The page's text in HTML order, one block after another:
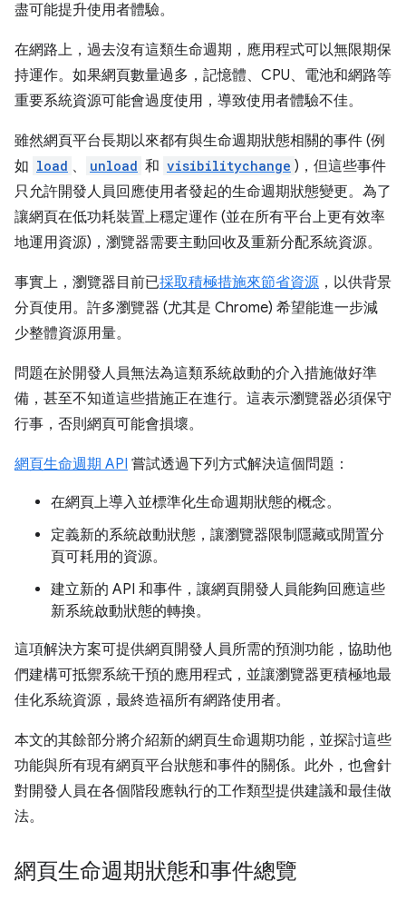
盡可能提升使用者體驗。
在網路上，過去沒有這類生命週期，應用程式可以無限期保
持運作。如果網頁數量過多，記憶體、CPU、電池和網路等
重要系統資源可能會過度使用，導致使用者體驗不佳。
雖然網頁平台長期以來都有與生命週期狀態相關的事件 (例
如 load 、 unload 和 visibilitychange )，但這些事件
只允許開發人員回應使用者發起的生命週期狀態變更。為了
讓網頁在低功耗裝置上穩定運作 (並在所有平台上更有效率
地運用資源)，瀏覽器需要主動回收及重新分配系統資源。
事實上，瀏覽器目前已採取積極措施來節省資源 ，以供背景
分頁使用。許多瀏覽器 (尤其是 Chrome) 希望能進一步減
少整體資源用量。
問題在於開發人員無法為這類系統啟動的介入措施做好準
備，甚至不知道這些措施正在進行。這表示瀏覽器必須保守
行事，否則網頁可能會損壞。
網頁生命週期 API 嘗試透過下列方式解決這個問題：
在網頁上導入並標準化生命週期狀態的概念。
定義新的系統啟動狀態，讓瀏覽器限制隱藏或閒置分
頁可耗用的資源。
建立新的 API 和事件，讓網頁開發人員能夠回應這些
新系統啟動狀態的轉換。
這項解決方案可提供網頁開發人員所需的預測功能，協助他
們建構可抵禦系統干預的應用程式，並讓瀏覽器更積極地最
佳化系統資源，最終造福所有網路使用者。
本文的其餘部分將介紹新的網頁生命週期功能，並探討這些
功能與所有現有網頁平台狀態和事件的關係。此外，也會針
對開發人員在各個階段應執行的工作類型提供建議和最佳做
法。
網頁生命週期狀態和事件總覽